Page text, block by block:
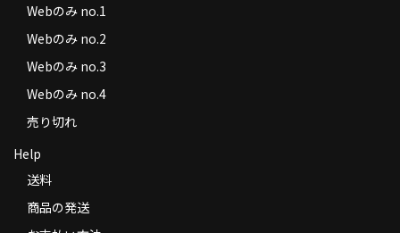
Webのみ no.1
Webのみ no.2
Webのみ no.3
Webのみ no.4
売り切れ
Help
送料
商品の発送